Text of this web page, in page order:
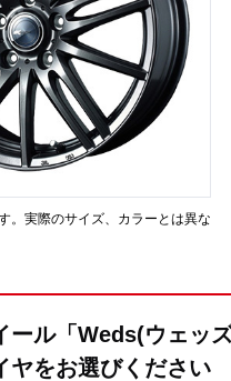
。実際のサイズ、カラーとは異な
ール「Weds(ウェッ
ヤをお選びください